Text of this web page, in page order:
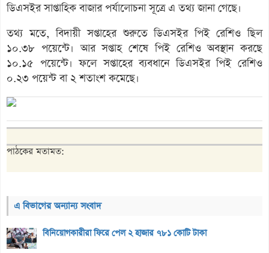
ডিএসইর সাপ্তাহিক বাজার পর্যালোচনা সূত্রে এ তথ্য জানা গেছে।
তথ্য মতে, বিদায়ী সপ্তাহের শুরুতে ডিএসইর পিই রেশিও ছিল
১০.৩৮ পয়েন্টে। আর সপ্তাহ শেষে পিই রেশিও অবস্থান করছে
১০.১৫ পয়েন্টে। ফলে সপ্তাহের ব্যবধানে ডিএসইর পিই রেশিও
০.২৩ পয়েন্ট বা ২ শতাংশ কমেছে।
পাঠকের মতামত:
এ বিভাগের অন্যান্য সংবাদ
বিনিয়োগকারীরা ফিরে পেল ২ হাজার ৭৮১ কোটি টাকা